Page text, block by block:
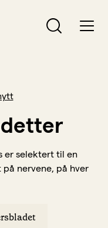
er selektert til en
nervene, på hver